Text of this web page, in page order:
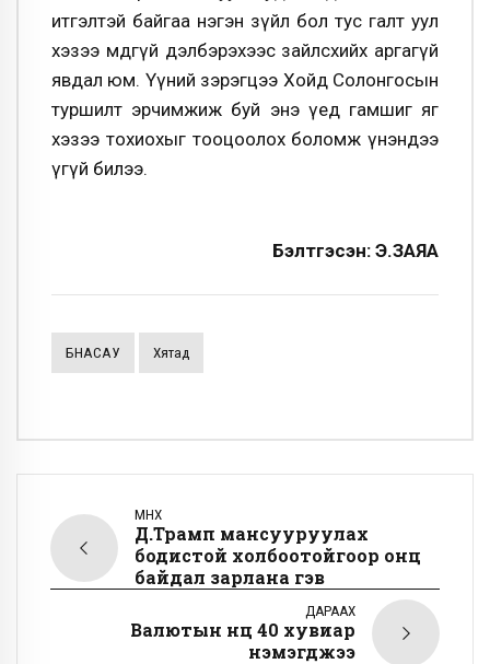
итгэлтэй байгаа нэгэн зүйл бол тус галт уул
хэзээ мөдгүй дэлбэрэхээс зайлсхийх аргагүй
явдал юм. Үүний зэрэгцээ Хойд Солонгосын
туршилт эрчимжиж буй энэ үед гамшиг яг
хэзээ тохиохыг тооцоолох боломж үнэндээ
үгүй билээ.
Бэлтгэсэн: Э.ЗАЯА
БНАСАУ Хятад
ӨМНӨХ
Д.Трамп мансууруулах
бодистой холбоотойгоор онц
байдал зарлана гэв
ДАРААХ
Валютын нөөц 40 хувиар
нэмэгджээ